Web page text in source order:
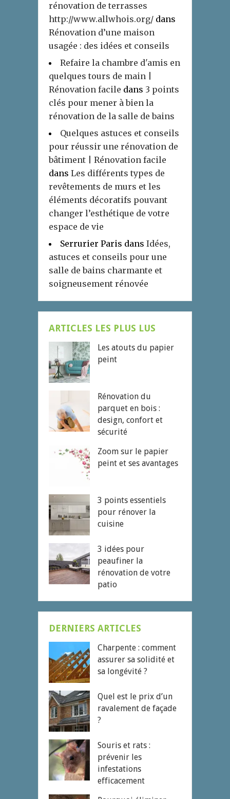
rénovation de terrasses
http://www.allwhois.org/ dans
Rénovation d’une maison
usagée : des idées et conseils
Refaire la chambre d'amis en
quelques tours de main |
Rénovation facile dans 3 points
clés pour mener à bien la
rénovation de la salle de bains
Quelques astuces et conseils
pour réussir une rénovation de
bâtiment | Rénovation facile
dans Les différents types de
revêtements de murs et les
éléments décoratifs pouvant
changer l’esthétique de votre
espace de vie
Serrurier Paris dans Idées,
astuces et conseils pour une
salle de bains charmante et
soigneusement rénovée
ARTICLES LES PLUS LUS
Les atouts du papier
peint
Rénovation du
parquet en bois :
design, confort et
sécurité
Zoom sur le papier
peint et ses avantages
3 points essentiels
pour rénover la
cuisine
3 idées pour
peaufiner la
rénovation de votre
patio
DERNIERS ARTICLES
Charpente : comment
assurer sa solidité et
sa longévité ?
Quel est le prix d’un
ravalement de façade
?
Souris et rats :
prévenir les
infestations
efficacement